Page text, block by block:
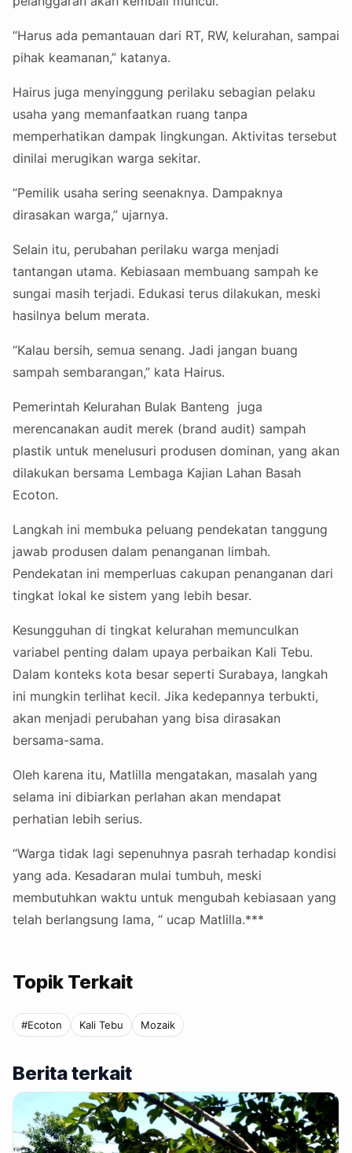
“Harus ada pemantauan dari RT, RW, kelurahan, sampai
pihak keamanan,” katanya.
Hairus juga menyinggung perilaku sebagian pelaku
usaha yang memanfaatkan ruang tanpa
memperhatikan dampak lingkungan. Aktivitas tersebut
dinilai merugikan warga sekitar.
“Pemilik usaha sering seenaknya. Dampaknya
dirasakan warga,” ujarnya.
Selain itu, perubahan perilaku warga menjadi
tantangan utama. Kebiasaan membuang sampah ke
sungai masih terjadi. Edukasi terus dilakukan, meski
hasilnya belum merata.
“Kalau bersih, semua senang. Jadi jangan buang
sampah sembarangan,” kata Hairus.
Pemerintah Kelurahan Bulak Banteng juga
merencanakan audit merek (brand audit) sampah
plastik untuk menelusuri produsen dominan, yang akan
dilakukan bersama Lembaga Kajian Lahan Basah
Ecoton.
Langkah ini membuka peluang pendekatan tanggung
jawab produsen dalam penanganan limbah.
Pendekatan ini memperluas cakupan penanganan dari
tingkat lokal ke sistem yang lebih besar.
Kesungguhan di tingkat kelurahan memunculkan
variabel penting dalam upaya perbaikan Kali Tebu.
Dalam konteks kota besar seperti Surabaya, langkah
ini mungkin terlihat kecil. Jika kedepannya terbukti,
akan menjadi perubahan yang bisa dirasakan
bersama-sama.
Oleh karena itu, Matlilla mengatakan, masalah yang
selama ini dibiarkan perlahan akan mendapat
perhatian lebih serius.
“Warga tidak lagi sepenuhnya pasrah terhadap kondisi
yang ada. Kesadaran mulai tumbuh, meski
membutuhkan waktu untuk mengubah kebiasaan yang
telah berlangsung lama, “ ucap Matlilla.***
Topik Terkait
#Ecoton Kali Tebu Mozaik
Berita terkait